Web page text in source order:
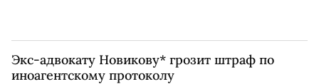
Экс-адвокату Новикову* грозит штраф по
иноагентскому протоколу